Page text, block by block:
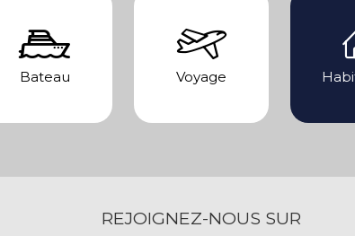
Bateau Voyage
REJOIGNEZ-NOUS SUR